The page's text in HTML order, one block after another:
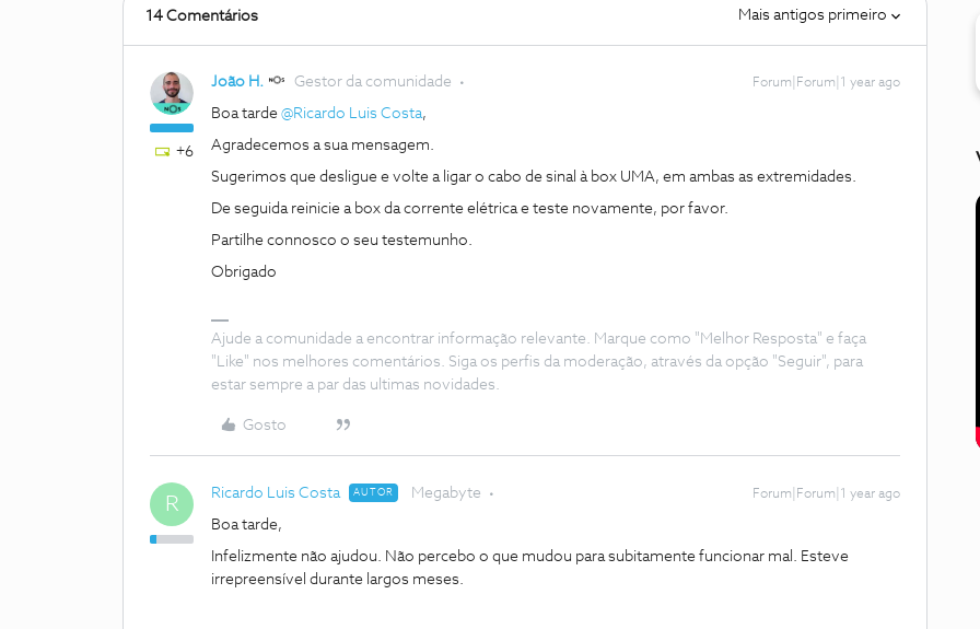
14 Comentários Mais antigos primeiro
+6
João H. Gestor da comunidade Forum|Forum|1 year ago
Boa tarde ​ @Ricardo Luis Costa,
Agradecemos a sua mensagem.
Sugerimos que desligue e volte a ligar o cabo de sinal à box UMA, em ambas as extremidades.
De seguida reinicie a box da corrente elétrica e teste novamente, por favor.
Partilhe connosco o seu testemunho.
Obrigado
Ajude a comunidade a encontrar informação relevante. Marque como "Melhor Resposta" e faça
"Like" nos melhores comentários. Siga os perfis da moderação, através da opção "Seguir", para
estar sempre a par das ultimas novidades.
Gosto
R Ricardo Luis Costa AUTOR Megabyte Forum|Forum|1 year ago
Boa tarde,
Infelizmente não ajudou. Não percebo o que mudou para subitamente funcionar mal. Esteve
irrepreensível durante largos meses.